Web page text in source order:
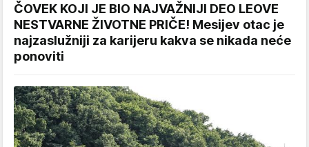
ČOVEK KOJI JE BIO NAJVAŽNIJI DEO LEOVE
NESTVARNE ŽIVOTNE PRIČE! Mesijev otac je
najzaslužniji za karijeru kakva se nikada neće
ponoviti